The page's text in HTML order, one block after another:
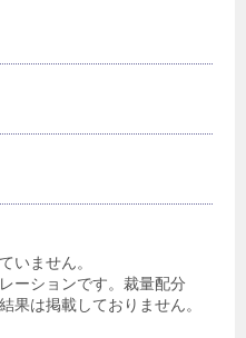
ません。
ーションです。裁量配分
果は掲載しておりません。